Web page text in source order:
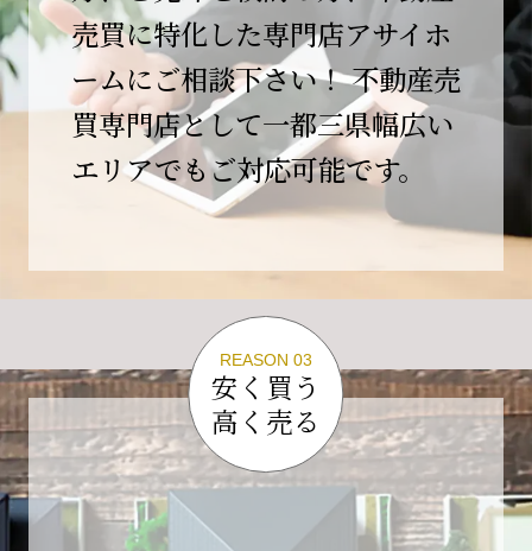
この節目を無事に迎えることができましたの
は、日頃よりご愛顧いただいているお客様、お
力添えをいただいている取引先の皆様、そして
支えてくださったすべての関係者の皆様のおか
げであり、心より深く感謝申し上げます。
10年という年月の中で、多くのご縁と学びをい
ただき、今日の当社があります。
しかしながら、10周年は通過点にすぎません。
る企業へと成長してまいります。
変化の激しい時代だからこそ、初心を忘れず、
挑戦を続け、社会に必要とされる存在であり続
けることをお約束いたします。
今後とも変わらぬご支援、ご指導を賜りますよ
う、何卒よろしくお願い申し上げます。
売買に特化した専門店アサイホ
ームにご相談下さい！ 不動産売
買専門店として一都三県幅広い
エリアでもご対応可能です。
REASON 03
安く買う
高く売る